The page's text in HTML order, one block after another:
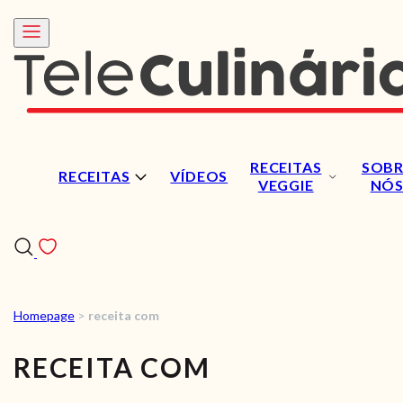
RECEITAS VÍDEOS
RECEITAS
VEGGIE
NÓS
VÍDEOS
Homepage > receita com
RECEITA COM